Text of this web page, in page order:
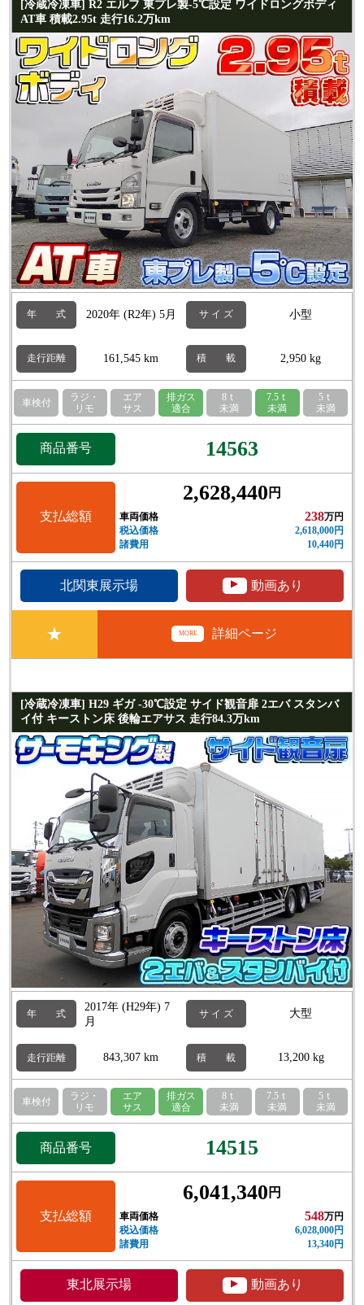
[冷蔵冷凍車] R2 エルフ 東プレ製-5℃設定 ワイドロングボディ
AT車 積載2.95t 走行16.2万km
年 式 2020年 (R2年) 5月 サ イ ズ 小型
走行距離 161,545 km 積 載 2,950 kg
車検付
ラジ・
リモ
エア
サス
排ガス
適合
8ｔ
未満
7.5ｔ
未満
5ｔ
未満
商品番号 14563
支払総額
2,628,440 円
車両価格 238万円
税込価格
2,618,000円
諸費用
10,440円
北関東展示場 ▲ 動画あり
★ MORE 詳細ページ
[冷蔵冷凍車] H29 ギガ -30℃設定 サイド観音扉 2エバ スタンバ
イ付 キーストン床 後輪エアサス 走行84.3万km
年 式
2017年 (H29年) 7
月
サ イ ズ 大型
走行距離 843,307 km 積 載 13,200 kg
車検付
ラジ・
リモ
エア
サス
排ガス
適合
8ｔ
未満
7.5ｔ
未満
5ｔ
未満
商品番号 14515
支払総額
6,041,340 円
車両価格 548万円
税込価格
6,028,000円
諸費用
13,340円
東北展示場 ▲ 動画あり